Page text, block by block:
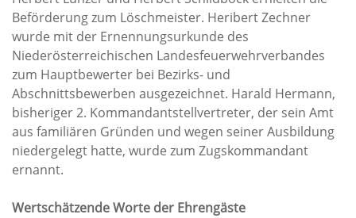
Beförderung zum Löschmeister. Heribert Zechner
wurde mit der Ernennungsurkunde des
Niederösterreichischen Landesfeuerwehrverbandes
zum Hauptbewerter bei Bezirks- und
Abschnittsbewerben ausgezeichnet. Harald Hermann,
bisheriger 2. Kommandantstellvertreter, der sein Amt
aus familiären Gründen und wegen seiner Ausbildung
niedergelegt hatte, wurde zum Zugskommandant
ernannt.
Wertschätzende Worte der Ehrengäste